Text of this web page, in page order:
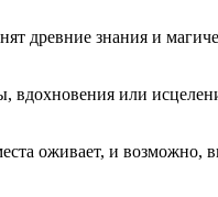
древние знания и
вдохновения или
оживает, и возможно,